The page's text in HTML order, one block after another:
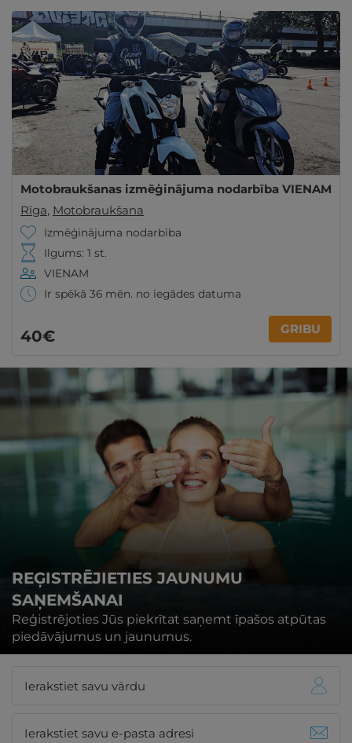
Motobraukšanas izmēģinājuma nodarbība VIENAM
Rīga, Motobraukšana
Izmēģinājuma nodarbība
Ilgums: 1 st.
VIENAM
Ir spēkā 36 mēn. no iegādes datuma
40€ GRIBU
REĢISTRĒJIETIES JAUNUMU
SAŅEMŠANAI
Reģistrējoties Jūs piekrītat saņemt īpašos atpūtas
piedāvājumus un jaunumus.